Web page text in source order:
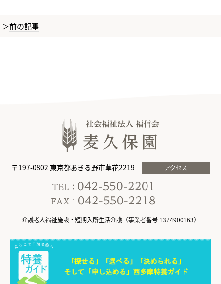
前の記事
〒197-0802 東京都あきる野市草花2219 アクセス
介護老人福祉施設・短期入所生活介護（事業者番号 1374900163）